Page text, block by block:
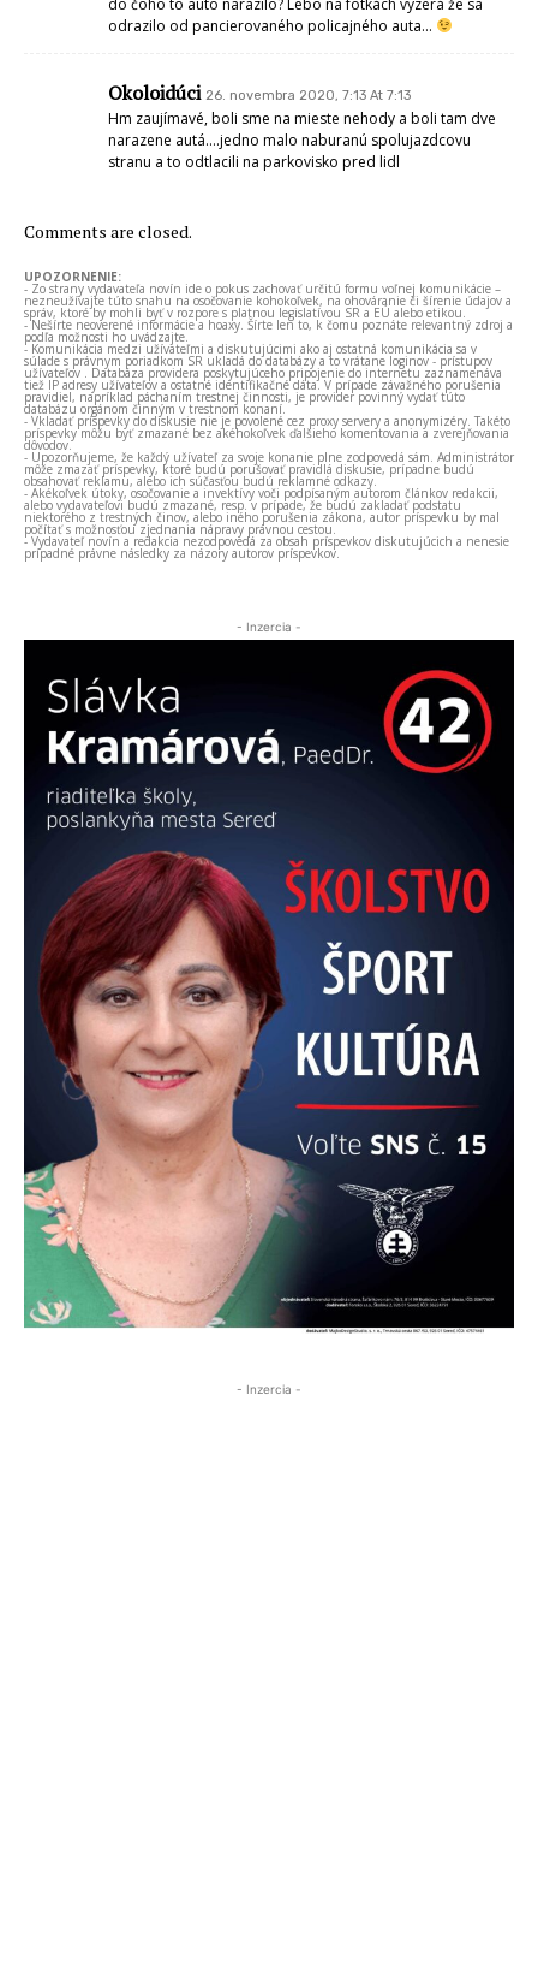
odrazilo od pancierovaného policajného auta…
Okoloidúci 26. novembra 2020, 7:13 At 7:13
Hm zaujímavé, boli sme na mieste nehody a boli tam dve
narazene autá….jedno malo naburanú spolujazdcovu
stranu a to odtlacili na parkovisko pred lidl
Comments are closed.
UPOZORNENIE:
- Zo strany vydavateľa novín ide o pokus zachovať určitú formu voľnej komunikácie –
nezneužívajte túto snahu na osočovanie kohokoľvek, na ohováranie či šírenie údajov a
správ, ktoré by mohli byť v rozpore s platnou legislatívou SR a EÚ alebo etikou.
- Nešírte neoverené informácie a hoaxy. Šírte len to, k čomu poznáte relevantný zdroj a
podľa možnosti ho uvádzajte.
- Komunikácia medzi užívateľmi a diskutujúcimi ako aj ostatná komunikácia sa v
súlade s právnym poriadkom SR ukladá do databázy a to vrátane loginov - prístupov
užívateľov . Databáza providera poskytujúceho pripojenie do internetu zaznamenáva
tiež IP adresy užívateľov a ostatné identifikačné dáta. V prípade závažného porušenia
pravidiel, napríklad páchaním trestnej činnosti, je provider povinný vydať túto
databázu orgánom činným v trestnom konaní.
- Vkladať príspevky do diskusie nie je povolené cez proxy servery a anonymizéry. Takéto
príspevky môžu byť zmazané bez akéhokoľvek ďalšieho komentovania a zverejňovania
dôvodov.
- Upozorňujeme, že každý užívateľ za svoje konanie plne zodpovedá sám. Administrátor
môže zmazať príspevky, ktoré budú porušovať pravidlá diskusie, prípadne budú
obsahovať reklamu, alebo ich súčasťou budú reklamné odkazy.
- Akékoľvek útoky, osočovanie a invektívy voči podpísaným autorom článkov redakcii,
alebo vydavateľovi budú zmazané, resp. v prípade, že budú zakladať podstatu
niektorého z trestných činov, alebo iného porušenia zákona, autor príspevku by mal
počítať s možnosťou zjednania nápravy právnou cestou.
- Vydavateľ novín a redakcia nezodpovedá za obsah príspevkov diskutujúcich a nenesie
prípadné právne následky za názory autorov príspevkov.
- Inzercia -
- Inzercia -